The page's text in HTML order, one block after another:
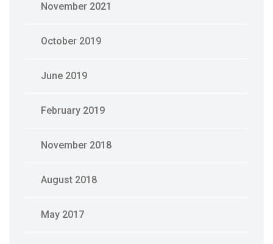
November 2021
October 2019
June 2019
February 2019
November 2018
August 2018
May 2017